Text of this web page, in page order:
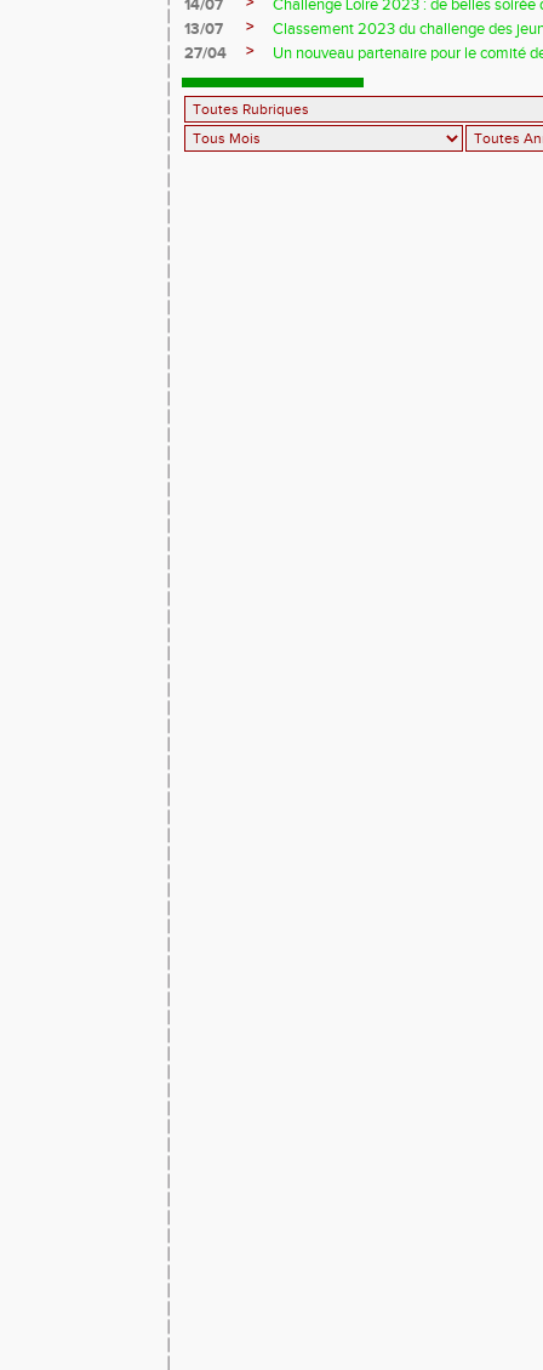
14/07
Challenge Loire 2023 : de belles soirée
13/07
>
Classement 2023 du challenge des
27/04
> Un nouveau partenaire pour le comité